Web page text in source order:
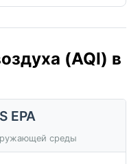
(AQI) в
EPA
среды